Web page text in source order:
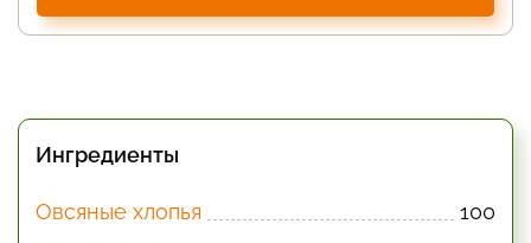
Ингредиенты
Овсяные хлопья
100